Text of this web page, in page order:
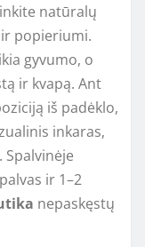
natūralų
popieriumi.
gyvumo, o
ir kvapą. Ant
iš padėklo,
inkaras,
ir 1–2
nepaskęstų